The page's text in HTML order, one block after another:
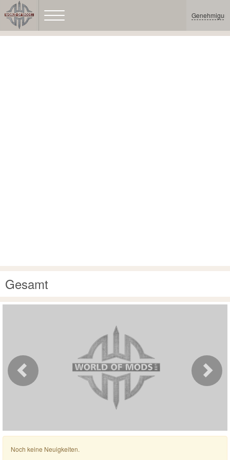
Gesamt
Noch keine Neuigkeiten.